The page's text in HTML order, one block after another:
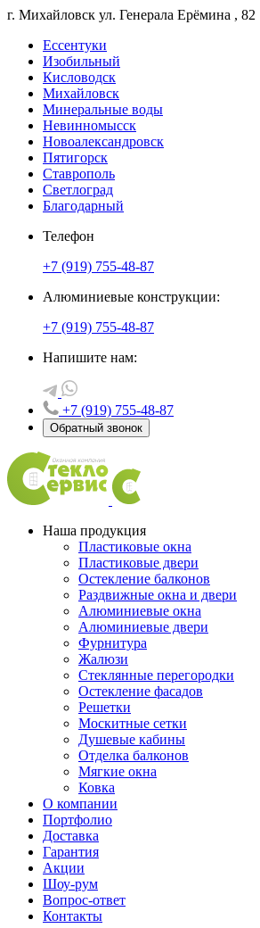
г. Михайловск ул. Генерала Ерёмина , 82
Ессентуки
Изобильный
Кисловодск
Михайловск
Минеральные воды
Невинномысск
Новоалександровск
Пятигорск
Ставрополь
Светлоград
Благодарный
Телефон
+7 (919) 755-48-87
Алюминиевые конструкции:
+7 (919) 755-48-87
Напишите нам:
+7 (919) 755-48-87
Обратный звонок
Наша продукция
Пластиковые окна
Пластиковые двери
Остекление балконов
Раздвижные окна и двери
Алюминиевые окна
Алюминиевые двери
Фурнитура
Жалюзи
Стеклянные перегородки
Остекление фасадов
Решетки
Москитные сетки
Душевые кабины
Отделка балконов
Мягкие окна
Ковка
О компании
Портфолио
Доставка
Гарантия
Акции
Шоу-рум
Вопрос-ответ
Контакты